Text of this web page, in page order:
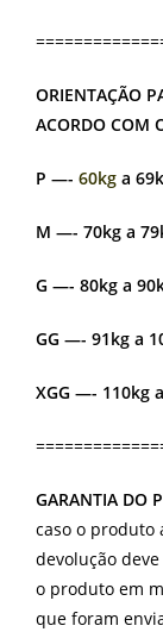
ORIENTAÇÃO
ACORDO COM
P —- 60kg a
M —- 70kg a
G —- 80kg a
GG —- 91kg a
XGG —- 110kg
GARANTIA DO
caso o produto
devolução
o produto em
que foram